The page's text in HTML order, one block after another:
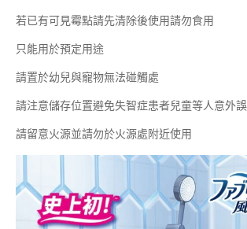
若已有可見霉點請先清除後使用請勿食用
只能用於預定用途
請置於幼兒與寵物無法碰觸處
請注意儲存位置避免失智症患者兒童等人意外
請留意火源並請勿於火源處附近使用